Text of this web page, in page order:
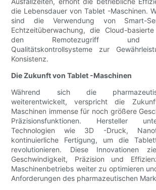
die Lebensdauer von Tablet -Maschinen.
sind die Verwendung von Smart-
Echtzeitüberwachung, die Cloud-
den Remotezugriff und
Qualitätskontrollsysteme zur
Konsistenz.
Die Zukunft von Tablet -Maschinen
Während sich die
weiterentwickelt, verspricht die
Maschinen immense für noch größere
Präzisionsfunktionen. Hersteller
Technologien wie 3D -Druck,
kontinuierliche Fertigung, um die
revolutionieren. Diese Innovationen
Geschwindigkeit, Präzision und
Maschinenbetriebs weiter zu optimieren
Anforderungen des pharmazeutischen